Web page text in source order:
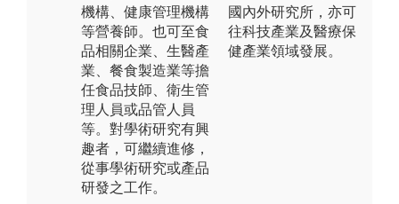
機構、健康管理機構
等營養師。也可至食
品相關企業、生醫產
業、餐食製造業等擔
任食品技師、衛生管
理人員或品管人員
等。對學術研究有興
趣者，可繼續進修，
從事學術研究或產品
研發之工作。
國內外研究所，亦可
往科技產業及醫療保
健產業領域發展。